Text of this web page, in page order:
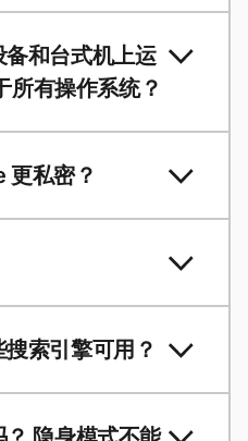
和台式机上运
所有操作系统？
更私密？
索引擎可用？